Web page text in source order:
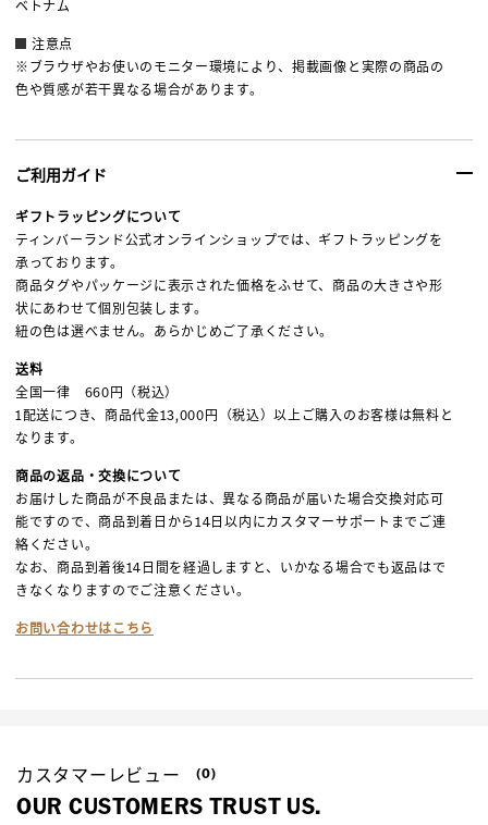
ベトナム
注意点
※ブラウザやお使いのモニター環境により、掲載画像と実際の商品の
色や質感が若干異なる場合があります。
ご利用ガイド
ギフトラッピングについて
ティンバーランド公式オンラインショップでは、ギフトラッピングを
承っております。
商品タグやパッケージに表示された価格をふせて、商品の大きさや形
状にあわせて個別包装します。
紐の色は選べません。あらかじめご了承ください。
送料
全国一律 660円（税込）
1配送につき、商品代金13,000円（税込）以上ご購入のお客様は無料と
なります。
商品の返品・交換について
お届けした商品が不良品または、異なる商品が届いた場合交換対応可
能ですので、商品到着日から14日以内にカスタマーサポートまでご連
絡ください。
なお、商品到着後14日間を経過しますと、いかなる場合でも返品はで
きなくなりますのでご注意ください。
お問い合わせはこちら
カスタマーレビュー (0)
OUR CUSTOMERS TRUST US.